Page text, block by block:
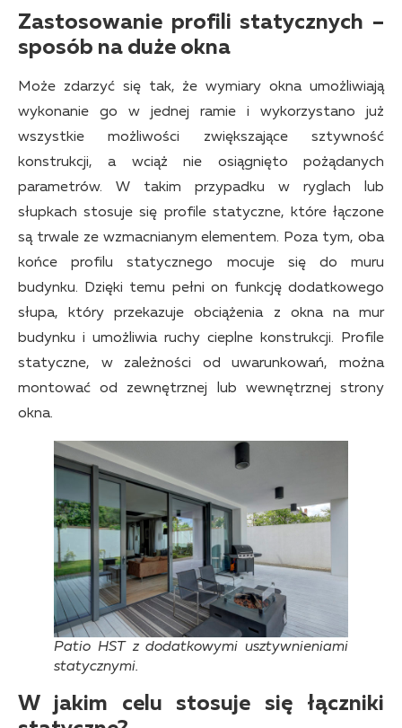
Zastosowanie profili statycznych –
sposób na duże okna
Może zdarzyć się tak, że wymiary okna umożliwiają
wykonanie go w jednej ramie i wykorzystano już
wszystkie możliwości zwiększające sztywność
konstrukcji, a wciąż nie osiągnięto pożądanych
parametrów. W takim przypadku w ryglach lub
słupkach stosuje się profile statyczne, które łączone
są trwale ze wzmacnianym elementem. Poza tym, oba
końce profilu statycznego mocuje się do muru
budynku. Dzięki temu pełni on funkcję dodatkowego
słupa, który przekazuje obciążenia z okna na mur
budynku i umożliwia ruchy cieplne konstrukcji. Profile
statyczne, w zależności od uwarunkowań, można
montować od zewnętrznej lub wewnętrznej strony
okna.
Patio HST z dodatkowymi usztywnieniami
statycznymi.
W jakim celu stosuje się łączniki